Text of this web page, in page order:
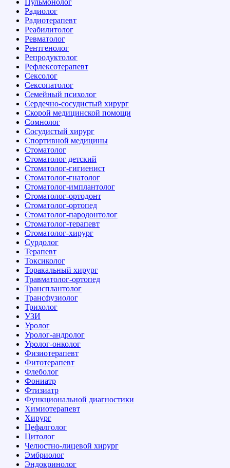
Пульмонолог
Радиолог
Радиотерапевт
Реабилитолог
Ревматолог
Рентгенолог
Репродуктолог
Рефлексотерапевт
Сексолог
Сексопатолог
Семейный психолог
Сердечно-сосудистый хирург
Скорой медицинской помощи
Сомнолог
Сосудистый хирург
Спортивной медицины
Стоматолог
Стоматолог детский
Стоматолог-гигиенист
Стоматолог-гнатолог
Стоматолог-имплантолог
Стоматолог-ортодонт
Стоматолог-ортопед
Стоматолог-пародонтолог
Стоматолог-терапевт
Стоматолог-хирург
Сурдолог
Терапевт
Токсиколог
Торакальный хирург
Травматолог-ортопед
Трансплантолог
Трансфузиолог
Трихолог
УЗИ
Уролог
Уролог-андролог
Уролог-онколог
Физиотерапевт
Фитотерапевт
Флеболог
Фониатр
Фтизиатр
Функциональной диагностики
Химиотерапевт
Хирург
Цефалголог
Цитолог
Челюстно-лицевой хирург
Эмбриолог
Эндокринолог